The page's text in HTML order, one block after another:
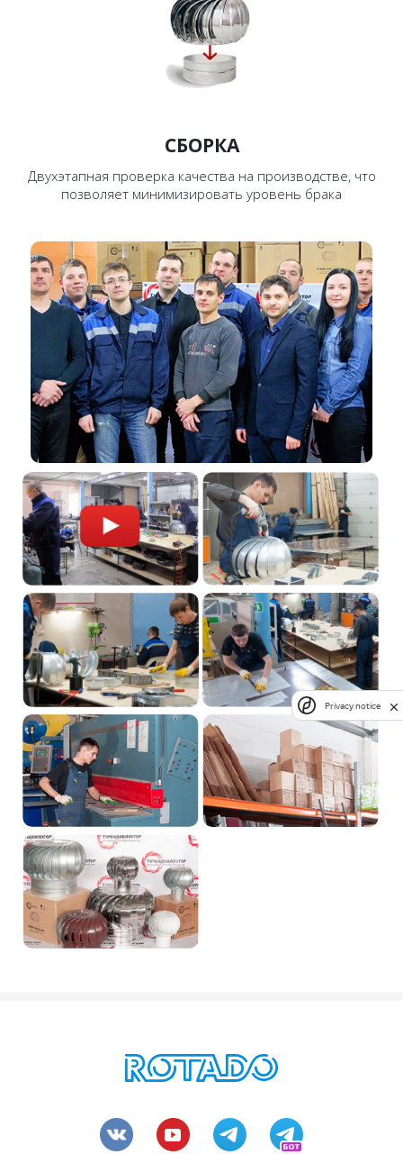
СБОРКА
Двухэтапная проверка качества на производстве, что
позволяет минимизировать уровень брака
Privacy notice